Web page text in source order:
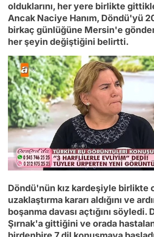
olduklarını, her yere birlikte
Ancak Naciye Hanım, Döndü'yü
birkaç günlüğüne Mersin'e
her şeyin değiştiğini belirtti.
Döndü'nün kız kardeşiyle birlikte
uzaklaştırma kararı aldığını ve
boşanma davası açtığını söyledi.
Şırnak'a gittiğini ve orada